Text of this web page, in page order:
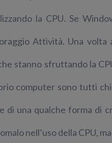
la CPU. Se
Attività. Una
stanno sfruttando la
computer sono tutti
di una qualche forma di
nell’uso della CPU,